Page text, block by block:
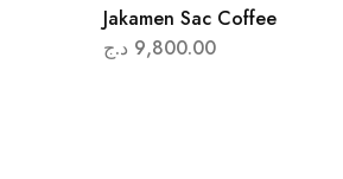
Jakamen Sac Coffee
9,800.00 د.ج